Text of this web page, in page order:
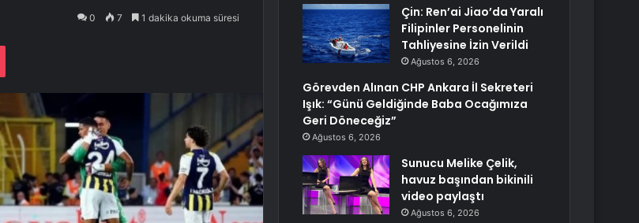
0 7 1 dakika okuma süresi
Pocket
Çin: Ren’ai Jiao’da Yaralı
Filipinler Personelinin
Tahliyesine İzin Verildi
Ağustos 6, 2026
Görevden Alınan CHP Ankara İl Sekreteri
Işık: “Günü Geldiğinde Baba Ocağımıza
Geri Döneceğiz”
Ağustos 6, 2026
Sunucu Melike Çelik,
havuz başından bikinili
video paylaştı
Ağustos 6, 2026